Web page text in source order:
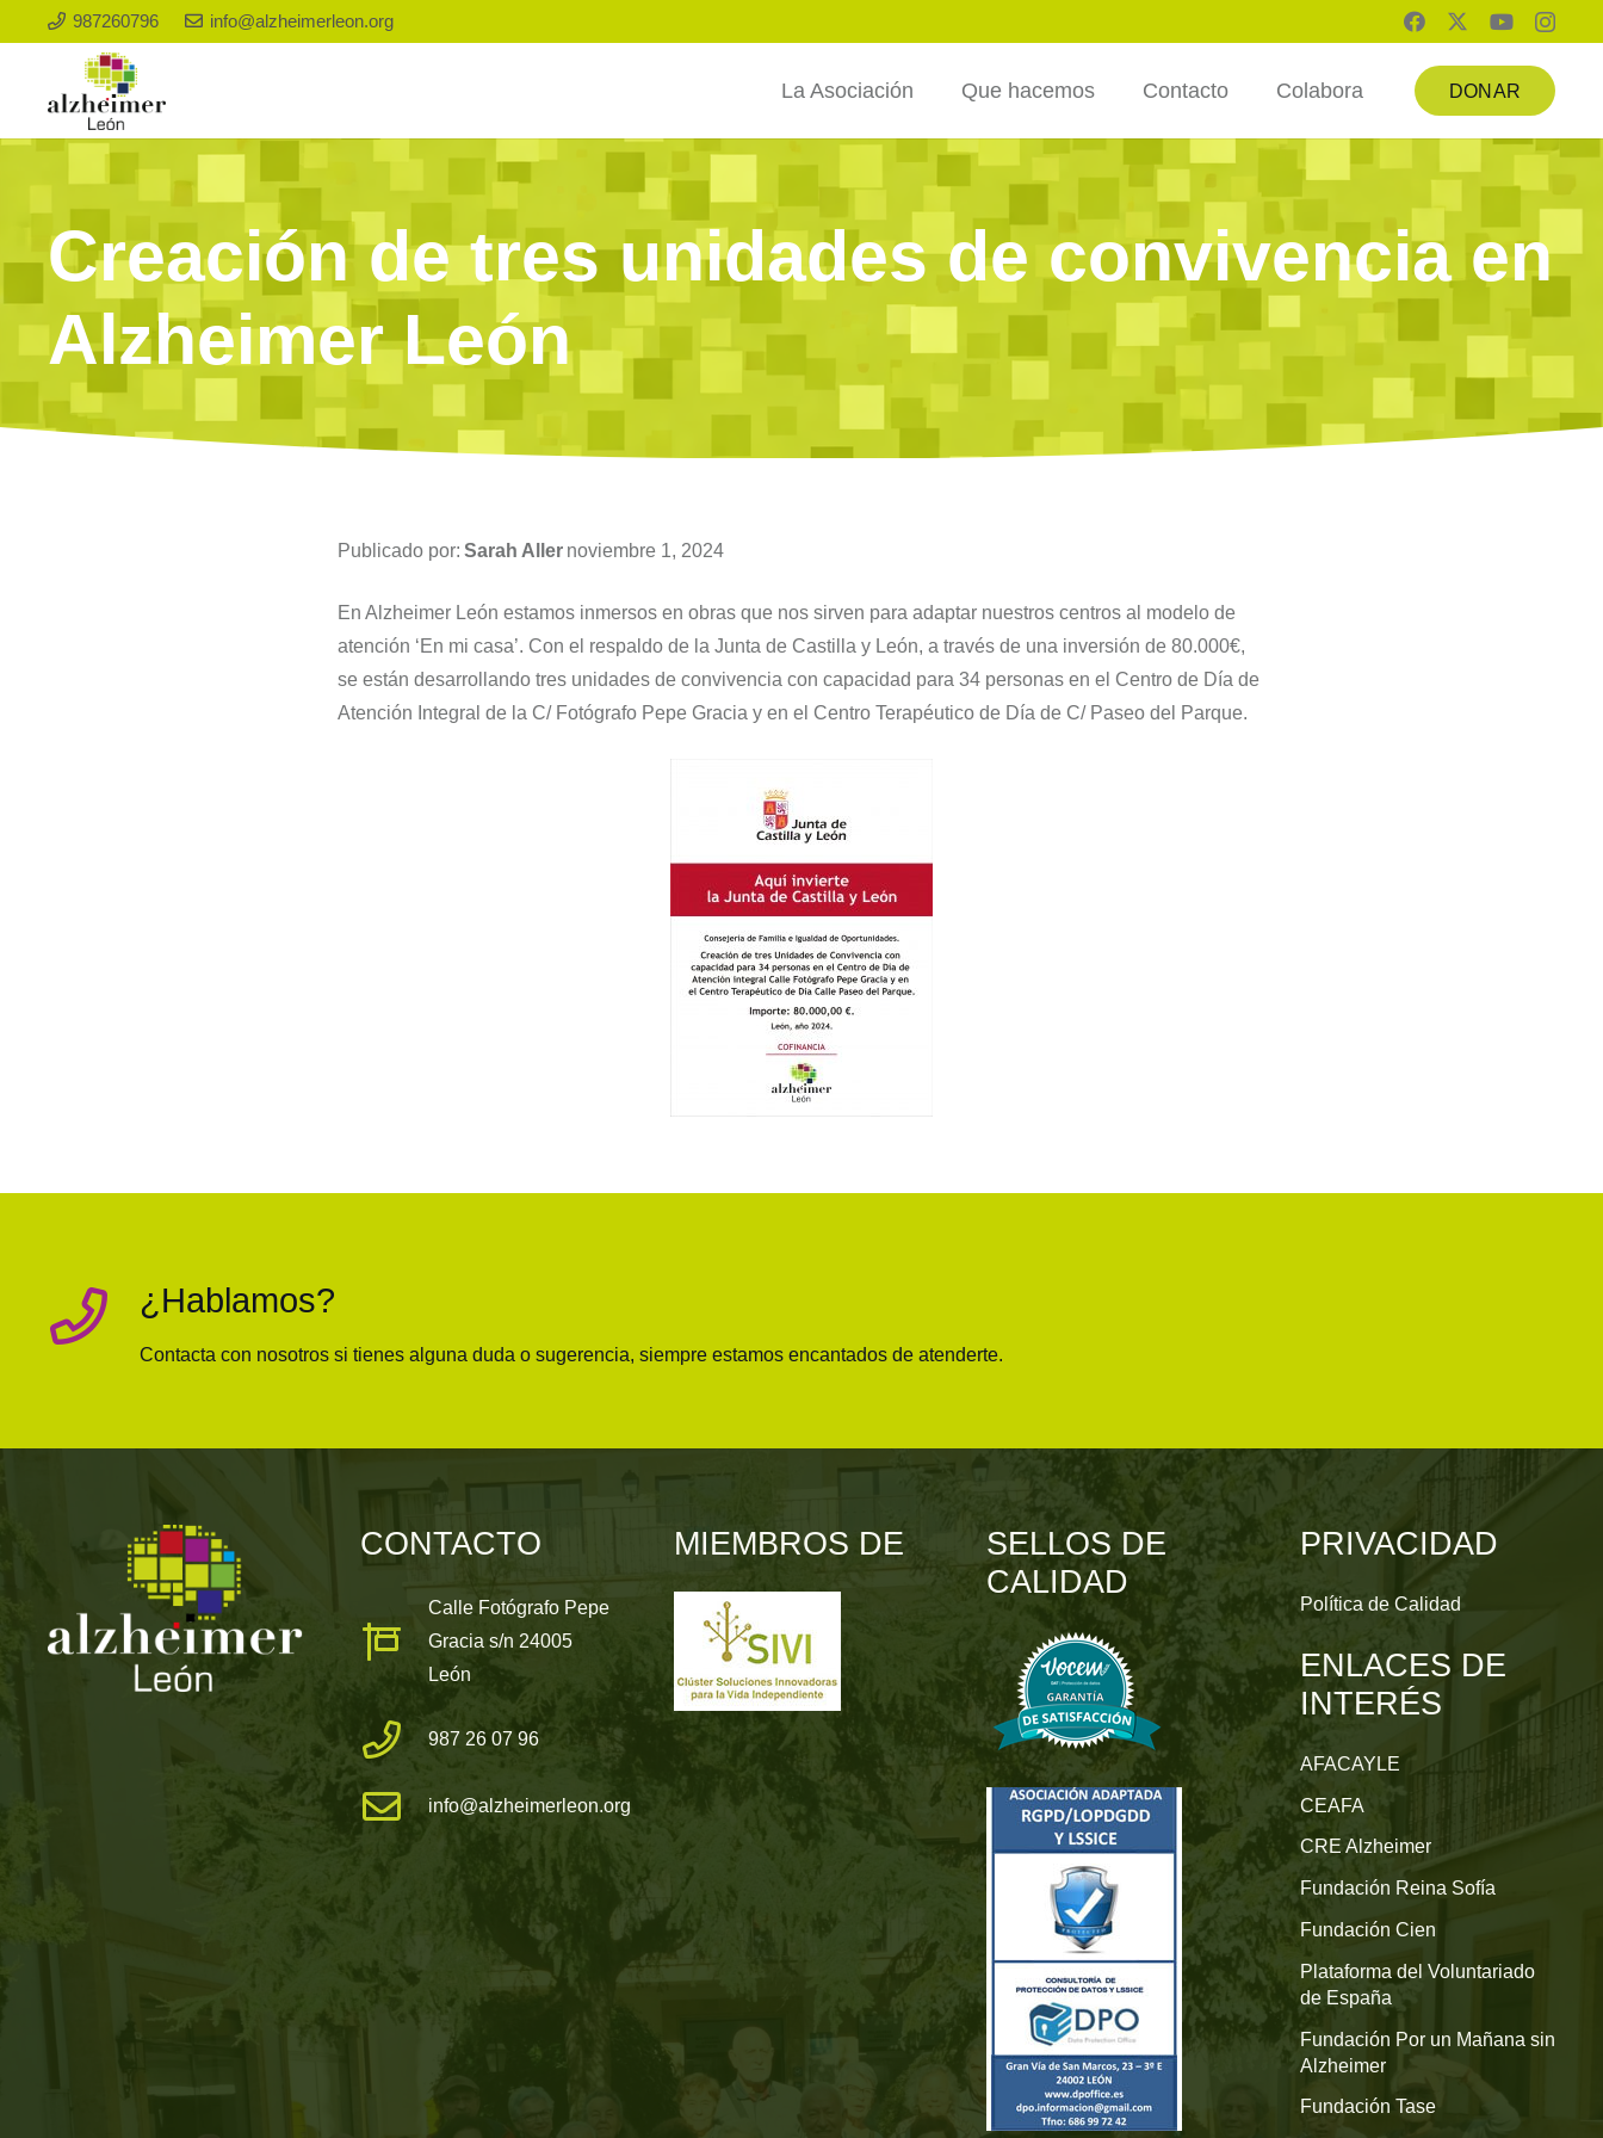
987260796 info@alzheimerleon.org
La Asociación Que hacemos Contacto Colabora DONAR
Creación de tres unidades de convivencia en
Alzheimer León
Publicado por: Sarah Aller noviembre 1, 2024
En Alzheimer León estamos inmersos en obras que nos sirven para adaptar nuestros centros al modelo de
atención ‘En mi casa’. Con el respaldo de la Junta de Castilla y León, a través de una inversión de 80.000€,
se están desarrollando tres unidades de convivencia con capacidad para 34 personas en el Centro de Día de
Atención Integral de la C/ Fotógrafo Pepe Gracia y en el Centro Terapéutico de Día de C/ Paseo del Parque.
¿Hablamos?
Contacta con nosotros si tienes alguna duda o sugerencia, siempre estamos encantados de atenderte.
CONTACTO
Calle Fotógrafo Pepe
Gracia s/n 24005
León
987 26 07 96
info@alzheimerleon.org
MIEMBROS DE
SELLOS DE
CALIDAD
PRIVACIDAD
Política de Calidad
ENLACES DE
INTERÉS
AFACAYLE
CEAFA
CRE Alzheimer
Fundación Reina Sofía
Fundación Cien
Plataforma del Voluntariado
de España
Fundación Por un Mañana sin
Alzheimer
Fundación Tase